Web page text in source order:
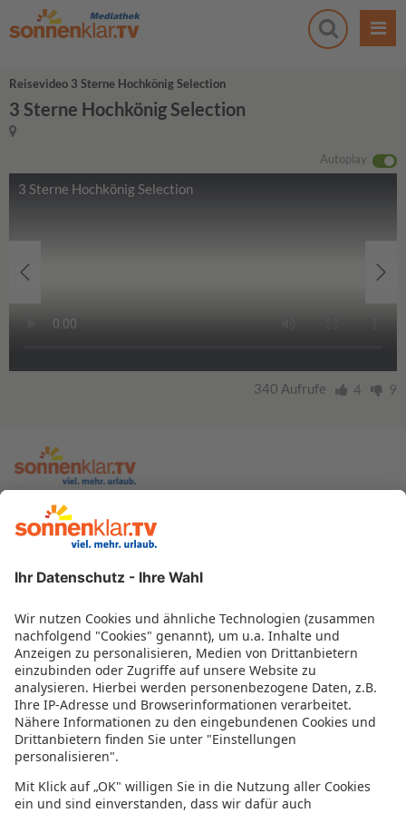
Reisevideo 3 Sterne Hochkönig Selection
3 Sterne Hochkönig Selection
Autoplay
3 Sterne Hochkönig Selection
340 Aufrufe 4 9
zur sonnenklar.TV Webseite
Moderatoren
Impressum
Informationen zur Barrierefreiheit
Datenschutz
Datenschutzeinstellungen